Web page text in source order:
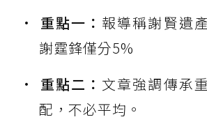
重點一： 報導稱謝賢遺
謝霆鋒僅分5%
重點二： 文章強調傳承
配，不必平均。